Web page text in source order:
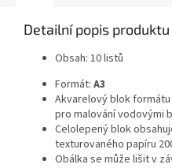
Detailní popis produktu
Obsah: 10 listů
Formát: A3
Akvarelový blok
pro malování vodovými
Celolepený blok
texturovaného papíru
Obálka se může lišit v